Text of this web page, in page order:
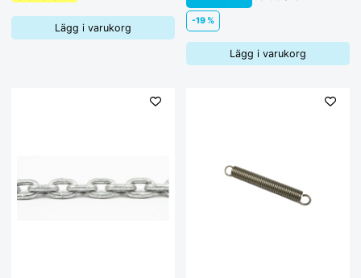
Lägg i varukorg
-19 %
Lägg i varukorg